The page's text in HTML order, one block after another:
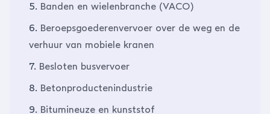
5. Banden en wielenbranche (VACO)
6. Beroepsgoederenvervoer over de weg en de
verhuur van mobiele kranen
7. Besloten busvervoer
8. Betonproductenindustrie
9. Bitumineuze en kunststof